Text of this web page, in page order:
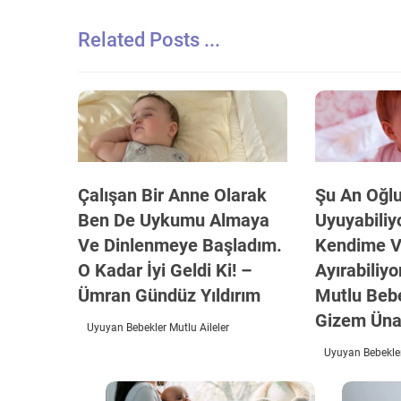
Related Posts ...
Çalışan Bir Anne Olarak
Ben De Uykumu Almaya
Ve Dinlenmeye Başladım.
O Kadar İyi Geldi Ki! –
Ümran Gündüz Yıldırım
Uyuyan Bebekler Mutlu Aileler
Şu An
Kendime
Mutlu
Gizem
Uyuyan